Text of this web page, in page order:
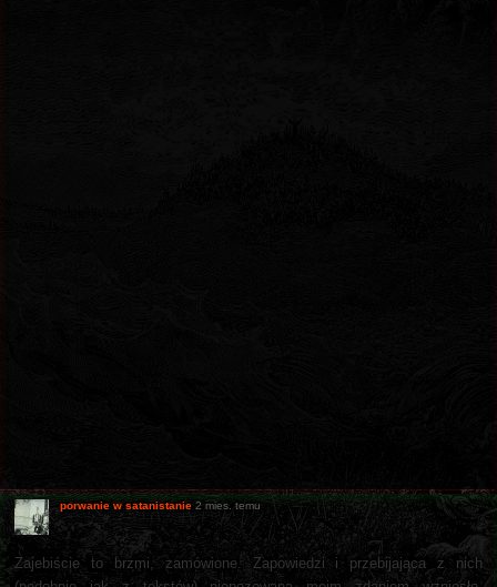
porwanie w satanistanie 2 mies. temu
Zajebiście to brzmi, zamówione. Zapowiedzi i przebijająca z nich